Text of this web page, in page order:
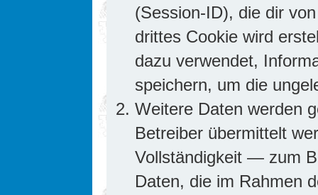
(Session-ID), die dir
drittes Cookie wird
dazu verwendet,
speichern, um die
Weitere Daten werden
Betreiber übermittelt
Vollständigkeit — zum
Daten, die im Rahmen